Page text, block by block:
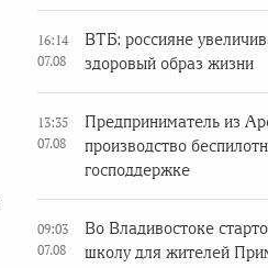
16:14
07.08
ВТБ: россияне
здоровый образ жизни
13:35
07.08
Предприниматель из
производство
господдержке
09:03
07.08
Во Владивостоке
школу для жителей